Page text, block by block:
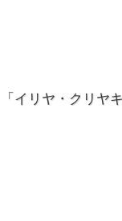
「イリヤ・クリヤ